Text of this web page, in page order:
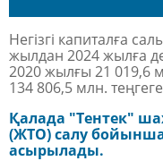
Негізгі капиталға
жылдан 2024 жылға
2020 жылғы 21 019,6
134 806,5 млн. теңгеге
Қалада "Тентек"
(ЖТО) салу
асырылады.